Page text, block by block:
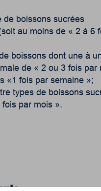
de boissons sucrées
au moins de « 2 à 6
boissons dont une à
de « 2 ou 3 fois par
«1 fois par semaine »;
types de boissons
par mois ».